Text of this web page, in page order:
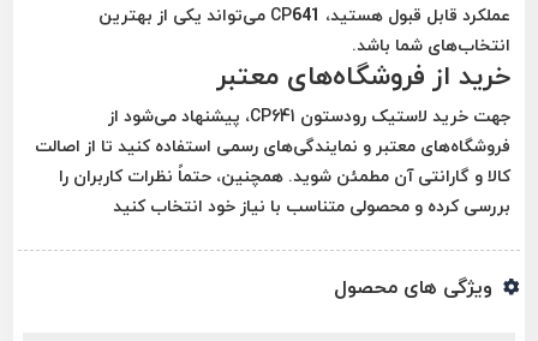
عملکرد قابل قبول هستید، CP641 می‌تواند یکی از بهترین
انتخاب‌های شما باشد.
خرید از فروشگاه‌های معتبر
جهت خرید لاستیکرودستون CP641
، پیشنهاد می‌شود از
فروشگاه‌های معتبر و نمایندگی‌های رسمی استفاده کنید تا از اصالت
کالا و گارانتی آن مطمئن شوید. همچنین، حتماً نظرات کاربران را
بررسی کرده و محصولی متناسب با نیاز خود انتخاب کنید
ویژگی های محصول